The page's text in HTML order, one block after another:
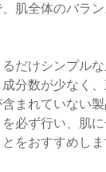
肌全体のバラ
だけシンプル
分数が少なく
まれていない製
必ず行い、肌
をおすすめしま